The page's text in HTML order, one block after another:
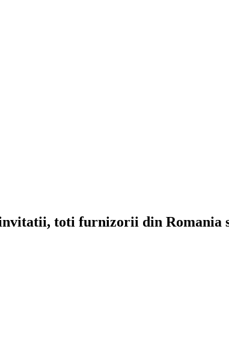
toti furnizorii din